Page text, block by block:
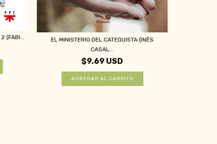
(FABI...
EL MINISTERIO DEL CATEQUISTA (INÉS
CASAL...
$9.69 USD